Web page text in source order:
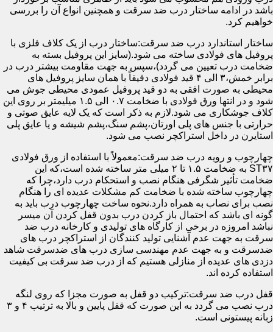
باشد در ادامه ساختار درب ضد سرقت و همچنین انواع آن را بررسی
خواهیم کرد.
ساختار استاندارد درب ضد سرقت:ساختار درب از یک کلاف فلزی با
پروفیل های فولادی ساخته می شود.(سایز این پروفیل بسته به
ضخامت درب تعیین می گردد)،سپس به جهت مقاومت بیشتر درب در
برابر خمش،۳ الی ۴ قید فولادی دقیقاً با همان سایز پروفیل های
محیطی به صورت افقی به دو قید پروفیل عمودی محیطی جوش می
شود و در انتها ورق فولادی با ضخامت ۰.۷ الی ۱.۵ میلیمتر بر روی این
کلاف جوشکاری می شود.لازم به ذکر است که یک لایه عایق صوتی و
حرارتی با جنس های پلی اورتان،پشم سنگ،پشم شیشه و یا عایق پلی
استایرن در داخل استراکچر نصب می شود.
چهارچوب و رویه درب ضد سرقت:معمولاً با استفاده از ورق فولادی
ST۳۷ به ضخامت ۱.۵ تا ۲ میلی متر ساخته شده است،که این
ضخامت تأثیر شگرفی هنگام نصب و استحکام درب دارد،چرا که
چهارچوب ساخته شده با ضخامت کم مشکلات عدیده ای را هنگام
نصب برای نصاب به همراه دارد.نحوه ساخت چهارچوب درب باید به
گونه ای باشد که احتمال باز کردن درب بدون قفل کردن آن میسر
نباشد امروزه در برخی از کارگاه های تولیدی و کارخانه درب ضد
سرقت به جهت عدم آشنایی تولید کنندگان از استراکچر درب های
ضدسرقت و به جهت عدم مهندسی سازی درب های ضدسرقت شاهد
دزدی های عدیده از منازلی هستیم که از درب ضد سرقت بی کیفیت
استفاده کرده اند.
قفل درب ضد سرقت:ترکیب دو قفل به صورت مجزا که روی لنگه
درب نصب می گردد به این صورت که قفل پایین و بالا به ترتیب ۴ و ۳
زبانه پیستونی است.